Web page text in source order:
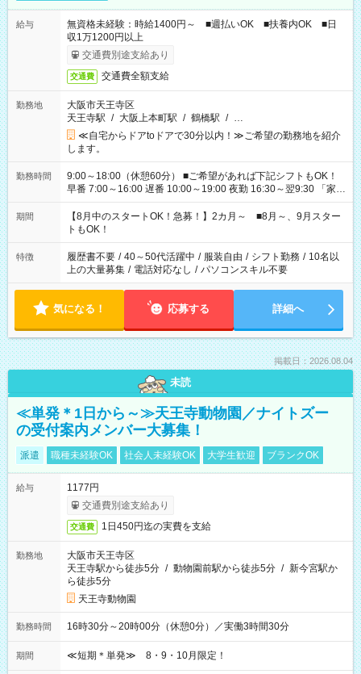
給与
無資格未経験：時給1400円～ ■週払いOK ■扶養内OK ■日
収1万1200円以上
交通費別途支給あり
交通費 交通費全額支給
勤務地
大阪市天王寺区
天王寺駅 / 大阪上本町駅 / 鶴橋駅 / …
≪自宅からドアtoドアで30分以内！≫ご希望の勤務地を紹介
します。
勤務時間
9:00～18:00（休憩60分） ■ご希望があれば下記シフトもOK！
早番 7:00～16:00 遅番 10:00～19:00 夜勤 16:30～翌9:30 「家族
と休みを合わせたい」 「余裕を持って夕飯の準備がしたい」
「できれば残業はしたくない」 など、ご希望を教えてください
ね。 ※Wワーク希望の方へ 今ご覧のお仕事で希望する勤務時間
と、もう1つのお仕事の勤務時間。 合計で週40時間を超える場
合は応募できません。
期間
【8月中のスタートOK！急募！】2カ月～ ■8月～、9月スター
トもOK！
特徴 履歴書不要 / 40～50代活躍中 / 服装自由 / シフト勤務 / 10名以
上の大量募集 / 電話対応なし / パソコンスキル不要
気になる！ 応募する 詳細へ
掲載日：2026.08.04
未読
≪単発＊1日から～≫天王寺動物園／ナイトズー
の受付案内メンバー大募集！
派遣 職種未経験OK 社会人未経験OK 大学生歓迎 ブランクOK
給与
1177円
交通費別途支給あり
交通費 1日450円迄の実費を支給
勤務地
大阪市天王寺区
天王寺駅から徒歩5分 / 動物園前駅から徒歩5分 / 新今宮駅か
ら徒歩5分
天王寺動物園
勤務時間 16時30分～20時00分（休憩0分）／実働3時間30分
期間 ≪短期＊単発≫ 8・9・10月限定！